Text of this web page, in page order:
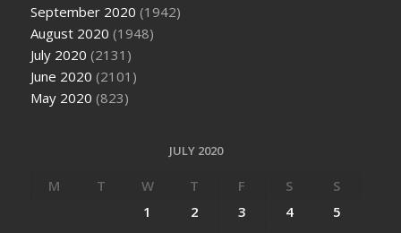
September 2020 (1942)
August 2020 (1948)
July 2020 (2131)
June 2020 (2101)
May 2020 (823)
JULY 2020
M T W T F S
S
1
2 3 4
5